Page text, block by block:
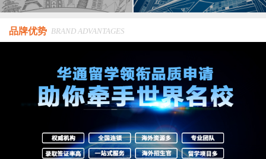
品牌优势 BRAND ADVANTAGES